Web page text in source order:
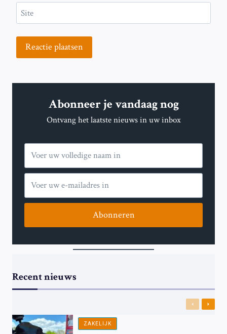
Site
Abonneer je vandaag nog
Ontvang het laatste nieuws in uw inbox
Abonneren
Recent nieuws
Previous
Next
ZAKELIJK